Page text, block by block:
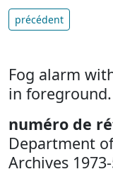
précédent
Fog alarm
in foreground.
numéro de
Department
Archives